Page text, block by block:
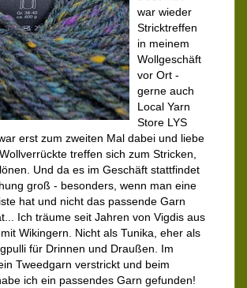
war wieder
Stricktreffen
in meinem
Wollgeschäft
vor Ort -
gerne auch
Local Yarn
Store LYS
erst zum zweiten Mal dabei und liebe
treffen sich zum Stricken,
Und da es im Geschäft stattfindet
groß - besonders, wenn man eine
hat und nicht das passende Garn
Ich träume seit Jahren von Vigdis aus
Wikingern. Nicht als Tunika, eher als
für Drinnen und Draußen. Im
Tweedgarn verstrickt und beim
ich ein passendes Garn gefunden!